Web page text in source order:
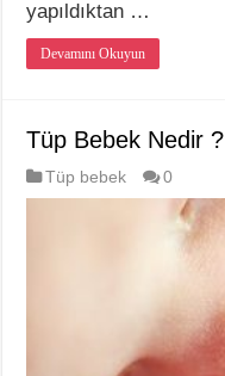
yapıldıktan …
Devamını Okuyun
Tüp Bebek Nedir ?
Tüp bebek 0